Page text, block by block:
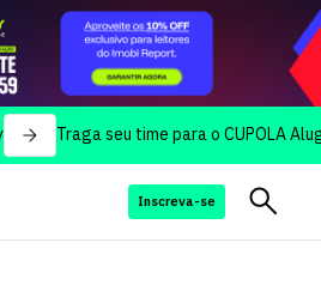
Traga seu time para o CUPOLA Aluguel
Inscreva-se